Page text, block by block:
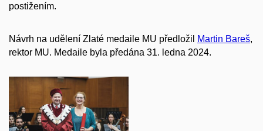
postižením.
Návrh na udělení Zlaté medaile MU předložil Martin Bareš,
rektor MU. Medaile byla předána 31. ledna 2024.